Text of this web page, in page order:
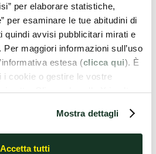
per elaborare statistiche,
per esaminare le tue abitudini di
quindi avvisi pubblicitari mirati e
Per maggiori informazioni sull’uso
estesa (clicca qui). È
i cookie o gestire le vostre
sotto. Cliccando sulla X in alto a
che non consentono l’utilizzo di
tracciamento diversi dai tecnici.
Mostra dettagli
Accetta tutti
OUTDOOR
la pulizia della
casa